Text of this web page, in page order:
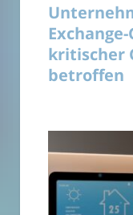
kritischer
betroffen